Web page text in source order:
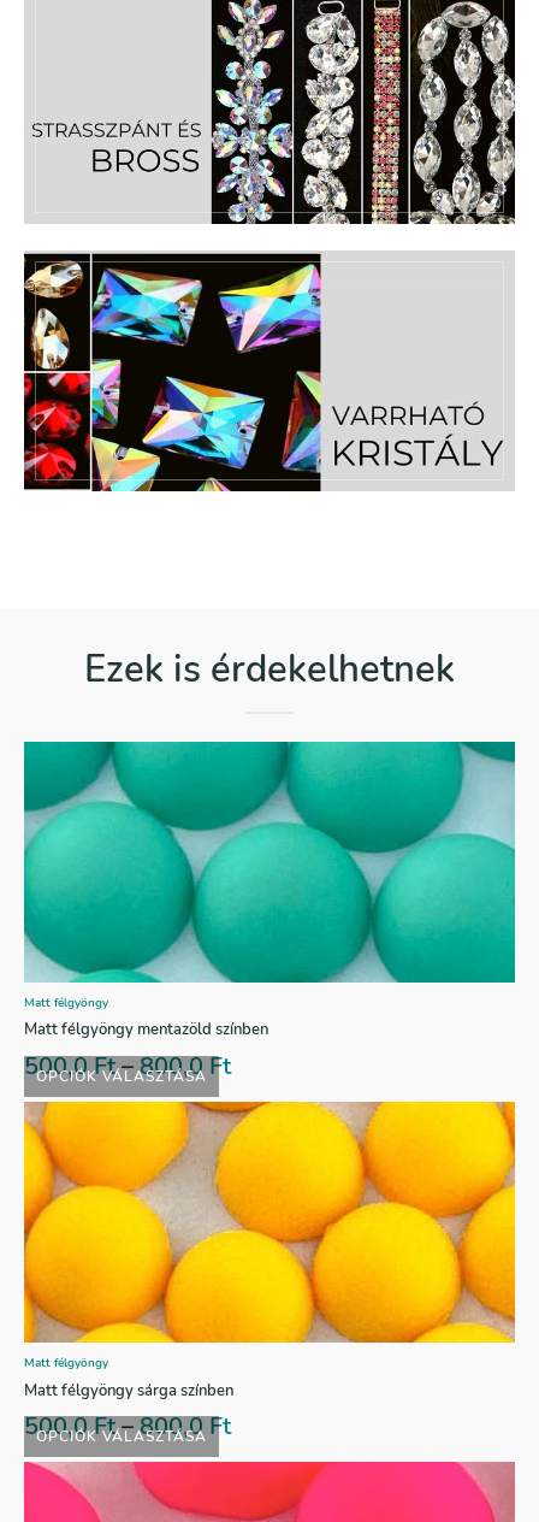
Ezek is érdekelhetnek
OPCIÓK VÁLASZTÁSA
Matt félgyöngy
Matt félgyöngy mentazöld színben
500,0Ft–800,0Ft
OPCIÓK VÁLASZTÁSA
Matt félgyöngy
Matt félgyöngy sárga színben
500,0Ft–800,0Ft